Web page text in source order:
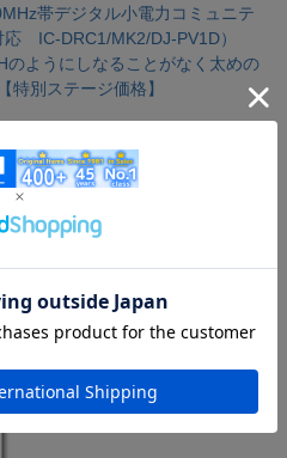
帯デジタル小電力コミュニテ
応 IC-DRC1/MK2/DJ-PV1D）
ようにしなることがなく太めの
特別ステージ価格】
りも良くいい感じです。まだこ